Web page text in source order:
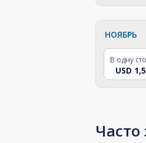
НОЯБРЬ
В одну
USD